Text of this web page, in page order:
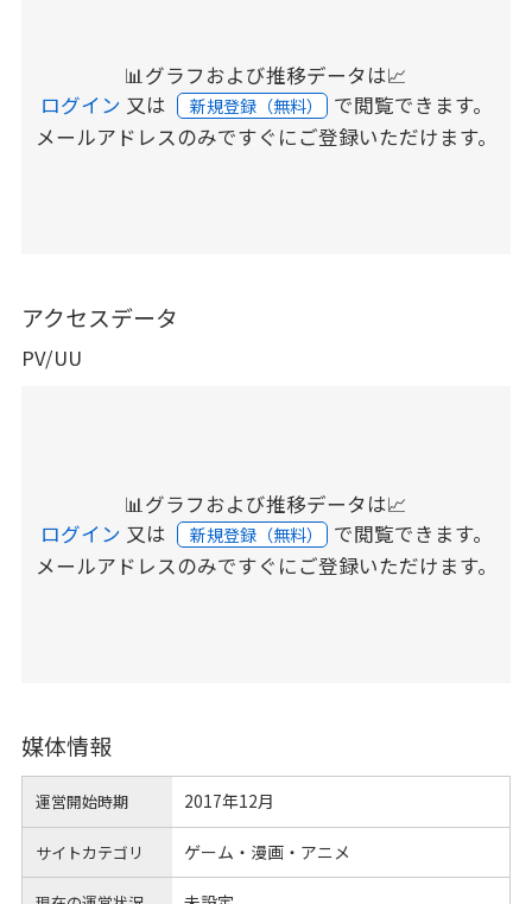
📊グラフおよび推移データは📈
ログイン 又は 新規登録（無料） で閲覧できます。
メールアドレスのみですぐにご登録いただけます。
アクセスデータ
PV/UU
📊グラフおよび推移データは📈
ログイン 又は 新規登録（無料） で閲覧できます。
メールアドレスのみですぐにご登録いただけます。
媒体情報
運営開始時期 2017年12月
サイトカテゴリ ゲーム・漫画・アニメ